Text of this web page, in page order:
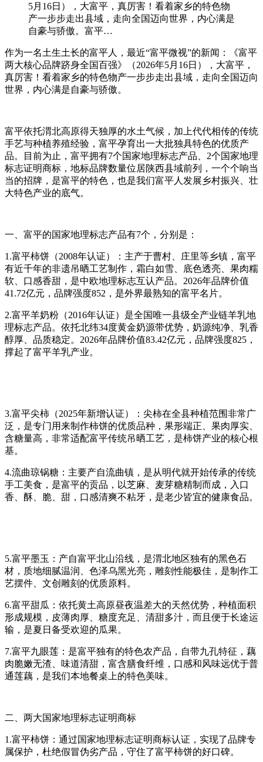
5月16日），大富平，真厉害！看着家乡的特色物
产一步步走出县域，走向全国迈向世界，内心满是
自豪与骄傲。富平…
作为一名土生土长的富平人，最近“富平微视”的新闻：《富平
两大核心品牌跻身全国百强》（2026年5月16日），大富平，
真厉害！看着家乡的特色物产一步步走出县域，走向全国迈向
世界，内心满是自豪与骄傲。
富平依托渭北高原得天独厚的水土气候，加上代代相传的传统
手艺与种植养殖经验，富平孕育出一大批独具特色的优质产
品。目前为止，富平拥有7个国家地理标志产品、2个国家地理
标志证明商标，地标品牌数量位居陕西县域前列，一个个响当
当的招牌，是富平的特色，也是我们富平人发展乡村振兴、壮
大特色产业的底气。
一、富平的国家地理标志产品有7个，分别是：
1.富平柿饼（2008年认证）：主产于曹村、庄里等乡镇，富平
有近千年的非遗吊晒工艺制作，霜白如雪、底色透亮、果肉糯
软、口感香甜，是中欧地理标志互认产品。2026年品牌价值
41.72亿元，品牌强度852，是外界最熟知的富平名片。
2.富平羊奶粉（2016年认证）是全国唯一县级全产业链羊乳地
理标志产品。依托北纬34度黄金奶源带优势，奶源纯净、乳香
醇厚、品质稳定。2026年品牌价值83.42亿元，品牌强度825，
撑起了富平羊乳产业。
3.富平尖柿（2025年新增认证）：尖柿在全县种植范围非常广
泛，是专门用来制作柿饼的优质品种，果形端正、果肉厚实、
含糖量高，非常适配富平传统吊晒工艺，是柿饼产业的核心根
基。
4.流曲琼锅糖：主要产自流曲镇，是从明代就开始传承的传统
手工美食，是富平的贡品，以芝麻、麦芽糖精制而成，入口
香、酥、脆、甜，口感清爽不粘牙，是老少皆宜的健康食品。
5.富平墨玉：产自富平北山沿线，是渭北地区独有的黑色石
材，质地细腻温润、色泽乌黑光亮，雕刻性能极佳，是制作工
艺摆件、文创雕刻的优质原料。
6.富平甜瓜：依托黄土高原昼夜温差大的天然优势，种植面积
形成规模，皮薄肉厚、糖度充足、清甜多汁，而且便于长途运
输，是夏日备受欢迎的瓜果。
7.富平九眼莲：是富平独有的特色农产品，自带九孔特征，藕
肉脆嫩无渣、味道清甜，富含膳食纤维，口感和风味远优于普
通莲藕，是我们本地餐桌上的特色美味。
二、两大国家地理标志证明商标
1.富平柿饼：通过国家地理标志证明商标认证，实现了品牌专
属保护，杜绝假冒伪劣产品，守住了富平柿饼的好口碑。